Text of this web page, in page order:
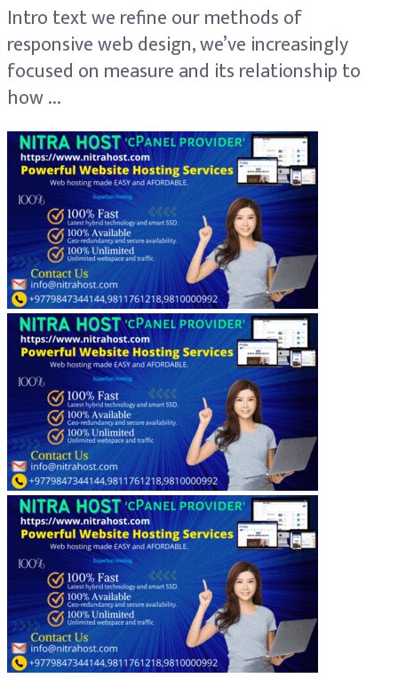
Intro text we refine our methods of
responsive web design, we’ve increasingly
focused on measure and its relationship to
how ...